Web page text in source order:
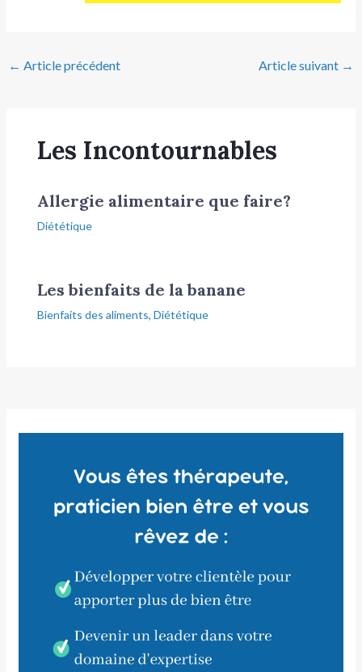
← Article précédent Article suivant →
Les Incontournables
Allergie alimentaire que faire?
Diététique
Les bienfaits de la banane
Bienfaits des aliments, Diététique